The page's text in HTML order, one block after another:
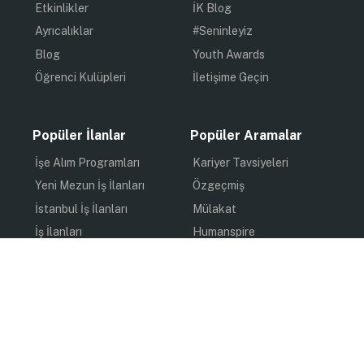
Etkinlikler
Ayrıcalıklar
Blog
Öğrenci Kulüpleri
İK Blog
#Seninleyiz
Youth Awards
İletişime Geçin
Popüler İlanlar
İşe Alım Programları
Yeni Mezun İş İlanları
İstanbul İş İlanları
İş İlanları
Popüler Aramalar
Kariyer Tavsiyeleri
Özgeçmiş
Mülakat
Humanspire